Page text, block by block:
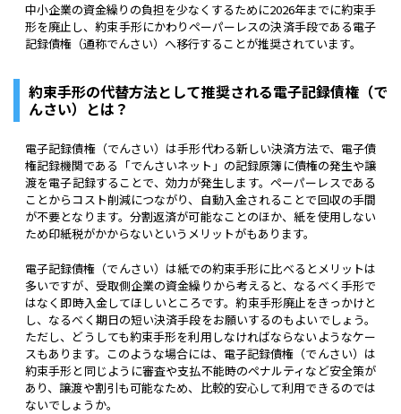
中小企業の資金繰りの負担を少なくするために2026年までに約束手
形を廃止し、約束手形にかわりペーパーレスの決済手段である電子
記録債権（通称でんさい）へ移行することが推奨されています。
約束手形の代替方法として推奨される電子記録債権（で
んさい）とは？
電子記録債権（でんさい）は手形代わる新しい決済方法で、電子債
権記録機関である「でんさいネット」の記録原簿に債権の発生や譲
渡を電子記録することで、効力が発生します。ペーパーレスである
ことからコスト削減につながり、自動入金されることで回収の手間
が不要となります。分割返済が可能なことのほか、紙を使用しない
ため印紙税がかからないというメリットがもあります。
電子記録債権（でんさい）は紙での約束手形に比べるとメリットは
多いですが、受取側企業の資金繰りから考えると、なるべく手形で
はなく即時入金してほしいところです。約束手形廃止をきっかけと
し、なるべく期日の短い決済手段をお願いするのもよいでしょう。
ただし、どうしても約束手形を利用しなければならないようなケー
スもあります。このような場合には、電子記録債権（でんさい）は
約束手形と同じように審査や支払不能時のペナルティなど安全策が
あり、譲渡や割引も可能なため、比較的安心して利用できるのでは
ないでしょうか。